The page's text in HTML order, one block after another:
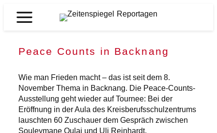
Inhalt
Zeitenspiegel
Peace Counts in Backnang
Wie man Frieden macht – das ist seit dem 8.
November Thema in Backnang. Die Peace-Counts-
Ausstellung geht wieder auf Tournee: Bei der
Eröffnung in der Aula des Kreisberufsschulzentrums
lauschten 60 Zuschauer dem Gespräch zwischen
Souleymane Oulai und Uli Reinhardt.